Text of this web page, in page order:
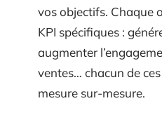
vos objectifs. Chaque
KPI spécifiques :
augmenter
ventes… chacun de
mesure sur-mesure.